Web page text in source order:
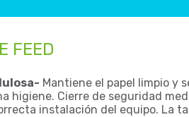
FEED
Mantiene el papel limpio y
higiene. Cierre de seguridad
instalación del equipo. La